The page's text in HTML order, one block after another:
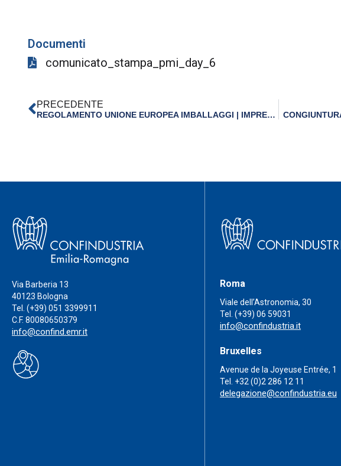
Documenti
comunicato_stampa_pmi_day_6
PRECEDENTE
REGOLAMENTO UNIONE EUROPEA IMBALLAGGI | IMPRESE IN ALLARME, A RISCHIO INTERE FILIERE
Via Barberia 13
40123 Bologna
Tel. (+39) 051 3399911
C.F. 80080650379
info@confind.emr.it
Roma
Viale dell’Astronomia, 30
Tel. (+39) 06 59031
info@confindustria.it
Bruxelles
Avenue de la Joyeuse Entrée, 1
Tel. +32 (0)2 286 12 11
delegazione@confindustria.eu